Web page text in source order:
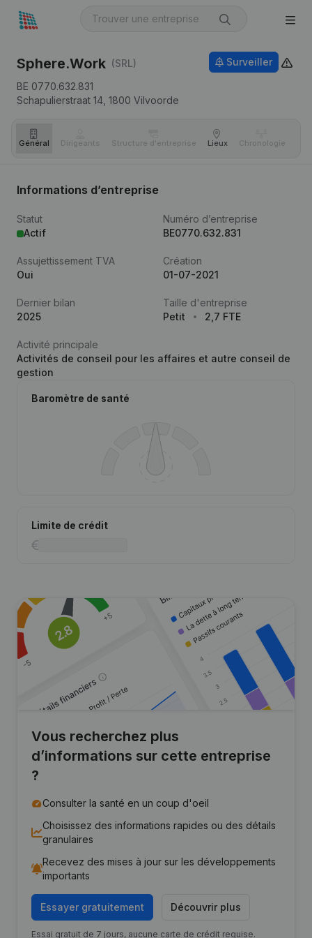
Sphere.Work (SRL)
BE 0770.632.831
Schapulierstraat 14, 1800 Vilvoorde
Surveiller
Général Dirigeants Structure d'entreprise Lieux Chronologie
Informations d’entreprise
Statut
Actif
Numéro d’entreprise
BE0770.632.831
Assujettissement TVA
Oui
Création
01-07-2021
Dernier bilan
2025
Taille d'entreprise
Petit
2,7 FTE
Activité principale
Activités de conseil pour les affaires et autre conseil de
gestion
Baromètre de santé
Limite de crédit
Vous recherchez plus
d’informations sur cette entreprise
?
Consulter la santé en un coup d'oeil
Choisissez des informations rapides ou des détails
granulaires
Recevez des mises à jour sur les développements
importants
Essayer gratuitement Découvrir plus
Essai gratuit de 7 jours, aucune carte de crédit requise.